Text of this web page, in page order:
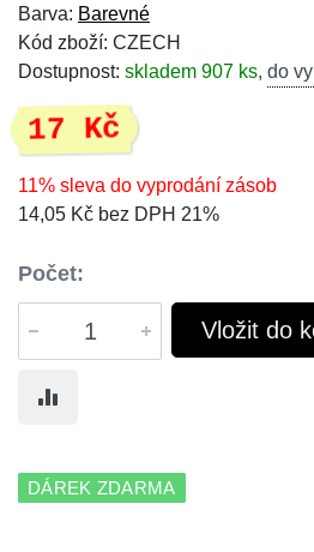
Barva: Barevné
Kód zboží: CZECH
Dostupnost: skladem 907 ks, do
17 Kč
11% sleva do vyprodání zásob
14,05 Kč bez DPH 21%
Počet:
Vložit do
DÁREK ZDARMA